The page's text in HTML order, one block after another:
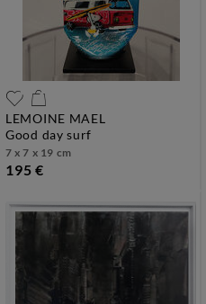
LEMOINE MAEL
good day surf
7 x 7 x 19 cm
195 €